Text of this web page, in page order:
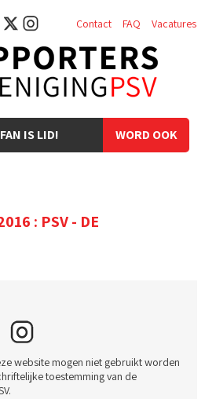
WORD OOK
IS LID!
Contact FAQ Vacatures
: PSV - DE
website mogen niet gebruikt worden
toestemming van de